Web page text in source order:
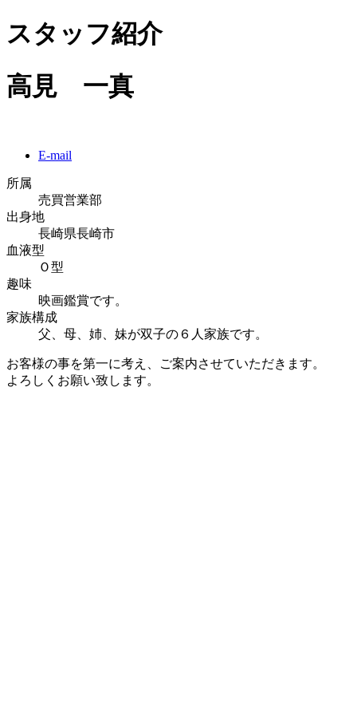
スタッフ紹介
高見 一真
E-mail
所属
売買営業部
出身地
長崎県長崎市
血液型
Ｏ型
趣味
映画鑑賞です。
家族構成
父、母、姉、妹が双子の６人家族です。
お客様の事を第一に考え、ご案内させていただきます。
よろしくお願い致します。